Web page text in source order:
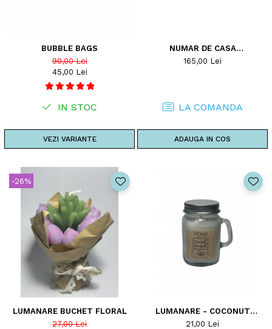
BUBBLE BAGS
90,00 Lei
45,00 Lei
IN STOC
VEZI VARIANTE
NUMAR DE CASA
PERSONALIZAT
165,00 Lei
LA COMANDA
ADAUGA IN COS
-26%
LUMANARE BUCHET FLORAL
27,00 Lei
LUMANARE - COCONUT
SNOWFALL
21,00 Lei